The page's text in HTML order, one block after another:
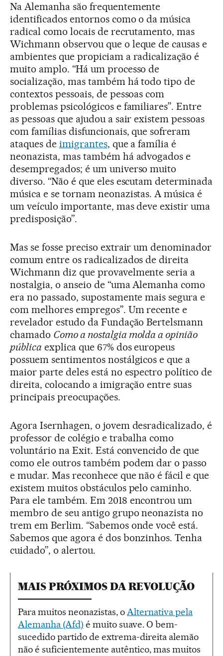
Na Alemanha são frequentemente
identificados entornos como o da música
radical como locais de recrutamento, mas
Wichmann observou que o leque de causas e
ambientes que propiciam a radicalização é
muito amplo. “Há um processo de
socialização, mas também há todo tipo de
contextos pessoais, de pessoas com
problemas psicológicos e familiares”. Entre
as pessoas que ajudou a sair existem pessoas
com famílias disfuncionais, que sofreram
ataques de imigrantes, que a família é
neonazista, mas também há advogados e
desempregados; é um universo muito
diverso. “Não é que eles escutam determinada
música e se tornam neonazistas. A música é
um veículo importante, mas deve existir uma
predisposição”.
Mas se fosse preciso extrair um denominador
comum entre os radicalizados de direita
Wichmann diz que provavelmente seria a
nostalgia, o anseio de “uma Alemanha como
era no passado, supostamente mais segura e
com melhores empregos”. Um recente e
revelador estudo da Fundação Bertelsmann
chamado Como a nostalgia molda a opinião
pública explica que 67% dos europeus
possuem sentimentos nostálgicos e que a
maior parte deles está no espectro político de
direita, colocando a imigração entre suas
principais preocupações.
Agora Isernhagen, o jovem desradicalizado, é
professor de colégio e trabalha como
voluntário na Exit. Está convencido de que
como ele outros também podem dar o passo
e mudar. Mas reconhece que não é fácil e que
existem muitos obstáculos pelo caminho.
Para ele também. Em 2018 encontrou um
membro de seu antigo grupo neonazista no
trem em Berlim. “Sabemos onde você está.
Sabemos que agora é dos bonzinhos. Tenha
cuidado”, o alertou.
MAIS PRÓXIMOS DA REVOLUÇÃO
Para muitos neonazistas, oAlternativa pela
Alemanha (Afd) é muito suave. O bem-
sucedido partido de extrema-direita alemão
não é suficientemente autêntico, mas muitos